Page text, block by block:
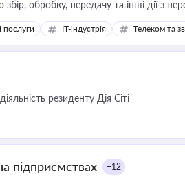
збір, обробку, передачу та інші дії з
послуги IT-індустрія Телеком та
резиденту Дія Сіті
підприємствах +12